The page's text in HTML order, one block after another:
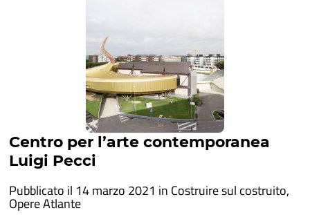
Centro per l’arte contemporanea
Luigi Pecci
Pubblicato il 14 marzo 2021 in Costruire sul costruito,
Opere Atlante